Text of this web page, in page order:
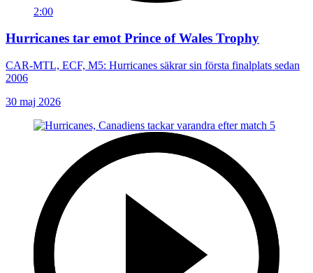
2:00
Hurricanes tar emot Prince of Wales Trophy
CAR-MTL, ECF, M5: Hurricanes säkrar sin första finalplats sedan
2006
30 maj 2026